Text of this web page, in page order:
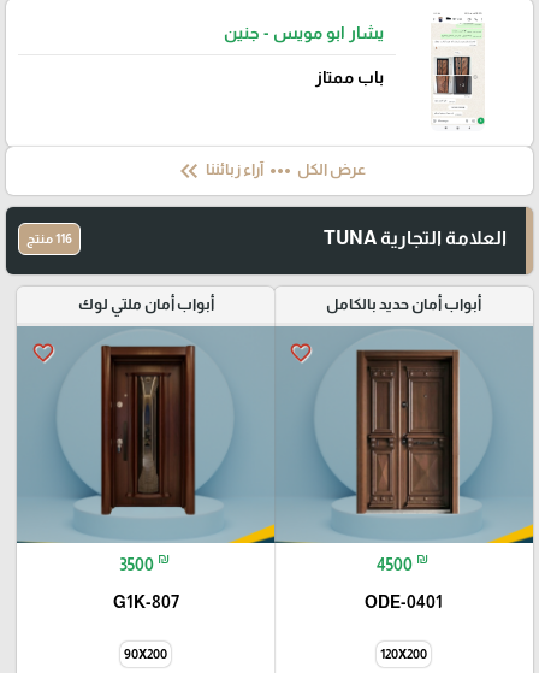
يشار ابو مويس - جنين
باب ممتاز
عرض الكل more_horiz آراء زبائننا keyboard_double_arrow_left
العلامة التجارية TUNA 116 منتج
أبواب أمان حديد بالكامل
favorite_border
4500 ₪
ODE-0401
120X200
أبواب أمان ملتي لوك
favorite_border
3500 ₪
G1K-807
90X200